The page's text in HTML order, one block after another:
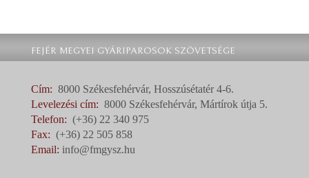
FEJÉR MEGYEI GYÁRIPAROSOK SZÖVETSÉGE
Cím: 8000 Székesfehérvár, Hosszúsétatér 4-6.
Levelezési cím: 8000 Székesfehérvár, Mártírok útja 5.
Telefon: (+36) 22 340 975
Fax: (+36) 22 505 858
Email: info@fmgysz.hu